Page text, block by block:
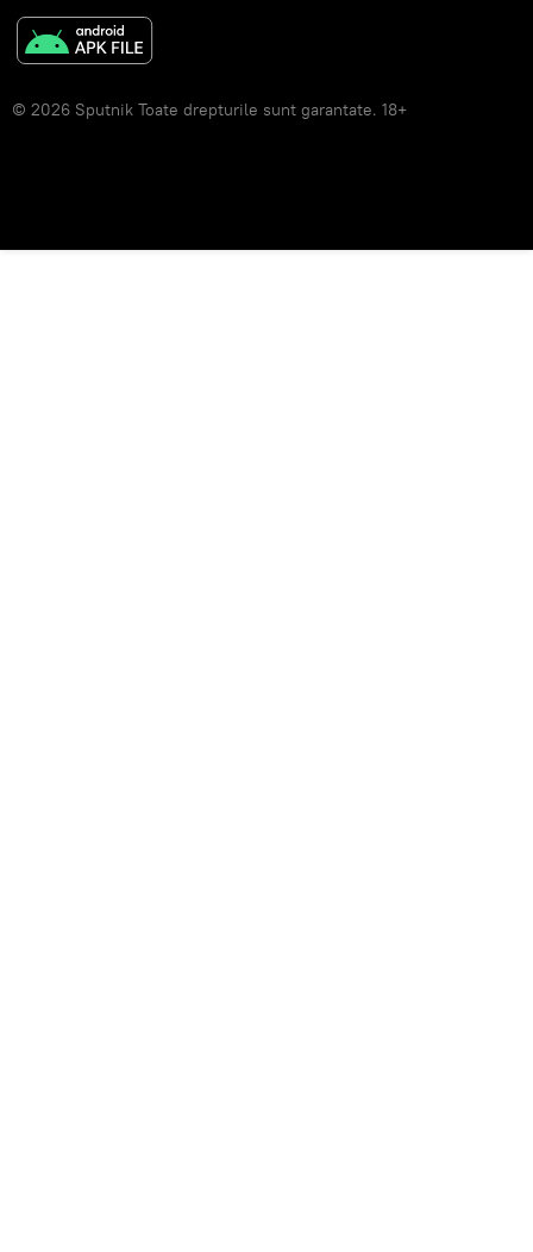
© 2026 Sputnik Toate drepturile sunt garantate. 18+